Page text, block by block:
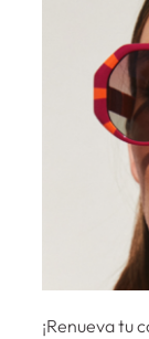
¡Renueva tu